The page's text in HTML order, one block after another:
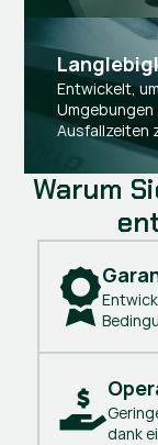
Entwickelt,
Ausfallzeiten
Warum
dank